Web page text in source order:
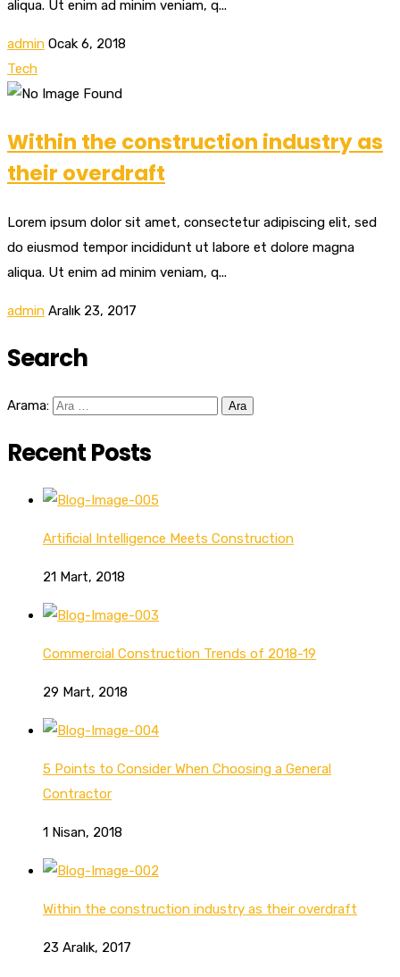
aliqua. Ut enim ad minim veniam, q...
admin Ocak 6, 2018
Tech
Within the construction industry as
their overdraft
Lorem ipsum dolor sit amet, consectetur adipiscing elit, sed
do eiusmod tempor incididunt ut labore et dolore magna
aliqua. Ut enim ad minim veniam, q...
admin Aralık 23, 2017
Search
Arama:
Recent Posts
Artificial Intelligence Meets Construction
21 Mart, 2018
Commercial Construction Trends of 2018-19
29 Mart, 2018
5 Points to Consider When Choosing a General
Contractor
1 Nisan, 2018
Within the construction industry as their overdraft
23 Aralık, 2017